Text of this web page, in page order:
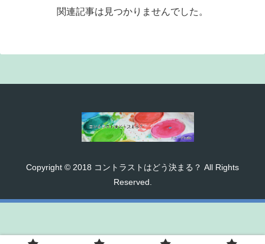
関連記事は見つかりませんでした。
Copyright © 2018 コントラストはどう決まる？ All Rights
Reserved.